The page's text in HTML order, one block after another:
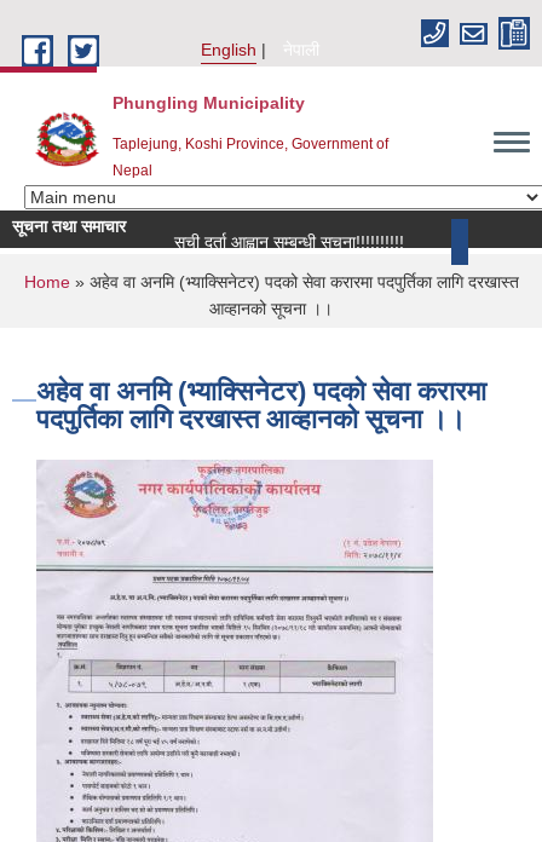
English
नेपाली
Phungling Municipality
Taplejung, Koshi Province, Government of
Nepal
सूचना तथा समाचार
सूची दर्ता आह्वान सम्बन्धी सूचना!!!!!!!!!!
You are here
Home» अहेव वा अनमि (भ्याक्सिनेटर) पदको सेवा करारमा पदपुर्तिका लागि दरखास्त
आव्हानको सूचना ।।
अहेव वा अनमि (भ्याक्सिनेटर) पदको सेवा करारमा
पदपुर्तिका लागि दरखास्त आव्हानको सूचना ।।